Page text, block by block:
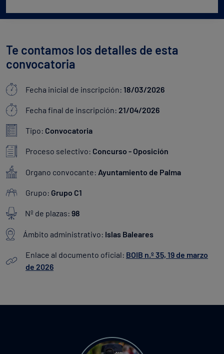
Te contamos los detalles de esta
convocatoria
Fecha inicial de inscripción: 18/03/2026
Fecha final de inscripción: 21/04/2026
Tipo: Convocatoria
Proceso selectivo: Concurso - Oposición
Organo convocante: Ayuntamiento de Palma
Grupo: Grupo C1
Nº de plazas: 98
Ámbito administrativo: Islas Baleares
Enlace al documento oficial: BOIB n.º 35, 19 de marzo
de 2026